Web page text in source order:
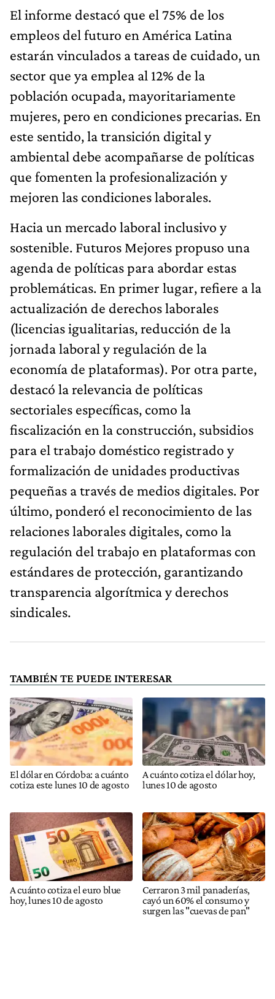
El informe destacó que el 75% de los
empleos del futuro en América Latina
estarán vinculados a tareas de cuidado, un
sector que ya emplea al 12% de la
población ocupada, mayoritariamente
mujeres, pero en condiciones precarias. En
este sentido, la transición digital y
ambiental debe acompañarse de políticas
que fomenten la profesionalización y
mejoren las condiciones laborales.
Hacia un mercado laboral inclusivo y
sostenible. Futuros Mejores propuso una
agenda de políticas para abordar estas
problemáticas. En primer lugar, refiere a la
actualización de derechos laborales
(licencias igualitarias, reducción de la
jornada laboral y regulación de la
economía de plataformas). Por otra parte,
destacó la relevancia de políticas
sectoriales específicas, como la
fiscalización en la construcción, subsidios
para el trabajo doméstico registrado y
formalización de unidades productivas
pequeñas a través de medios digitales. Por
último, ponderó el reconocimiento de las
relaciones laborales digitales, como la
regulación del trabajo en plataformas con
estándares de protección, garantizando
transparencia algorítmica y derechos
sindicales.
TAMBIÉN TE PUEDE INTERESAR
El dólar en Córdoba: a cuánto
cotiza este lunes 10 de agosto
A cuánto cotiza el dólar hoy,
lunes 10 de agosto
A cuánto cotiza el euro blue
hoy, lunes 10 de agosto
Cerraron 3 mil panaderías,
cayó un 60% el consumo y
surgen las "cuevas de pan"